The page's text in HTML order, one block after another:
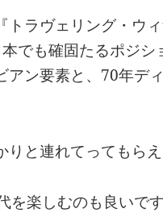
トラヴェリング・ウ
でも確固たるポジ
アン要素と、70年デ
りと連れてってもら
を楽しむのも良いで